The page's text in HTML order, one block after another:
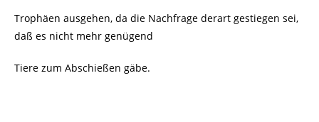
Trophäen ausgehen, da die Nachfrage derart gestiegen sei,
daß es nicht mehr genügend
Tiere zum Abschießen gäbe.